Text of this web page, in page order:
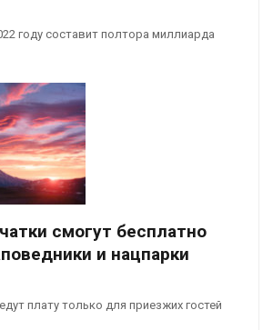
году составит полтора миллиарда
смогут бесплатно
и нацпарки
плату только для приезжих гостей